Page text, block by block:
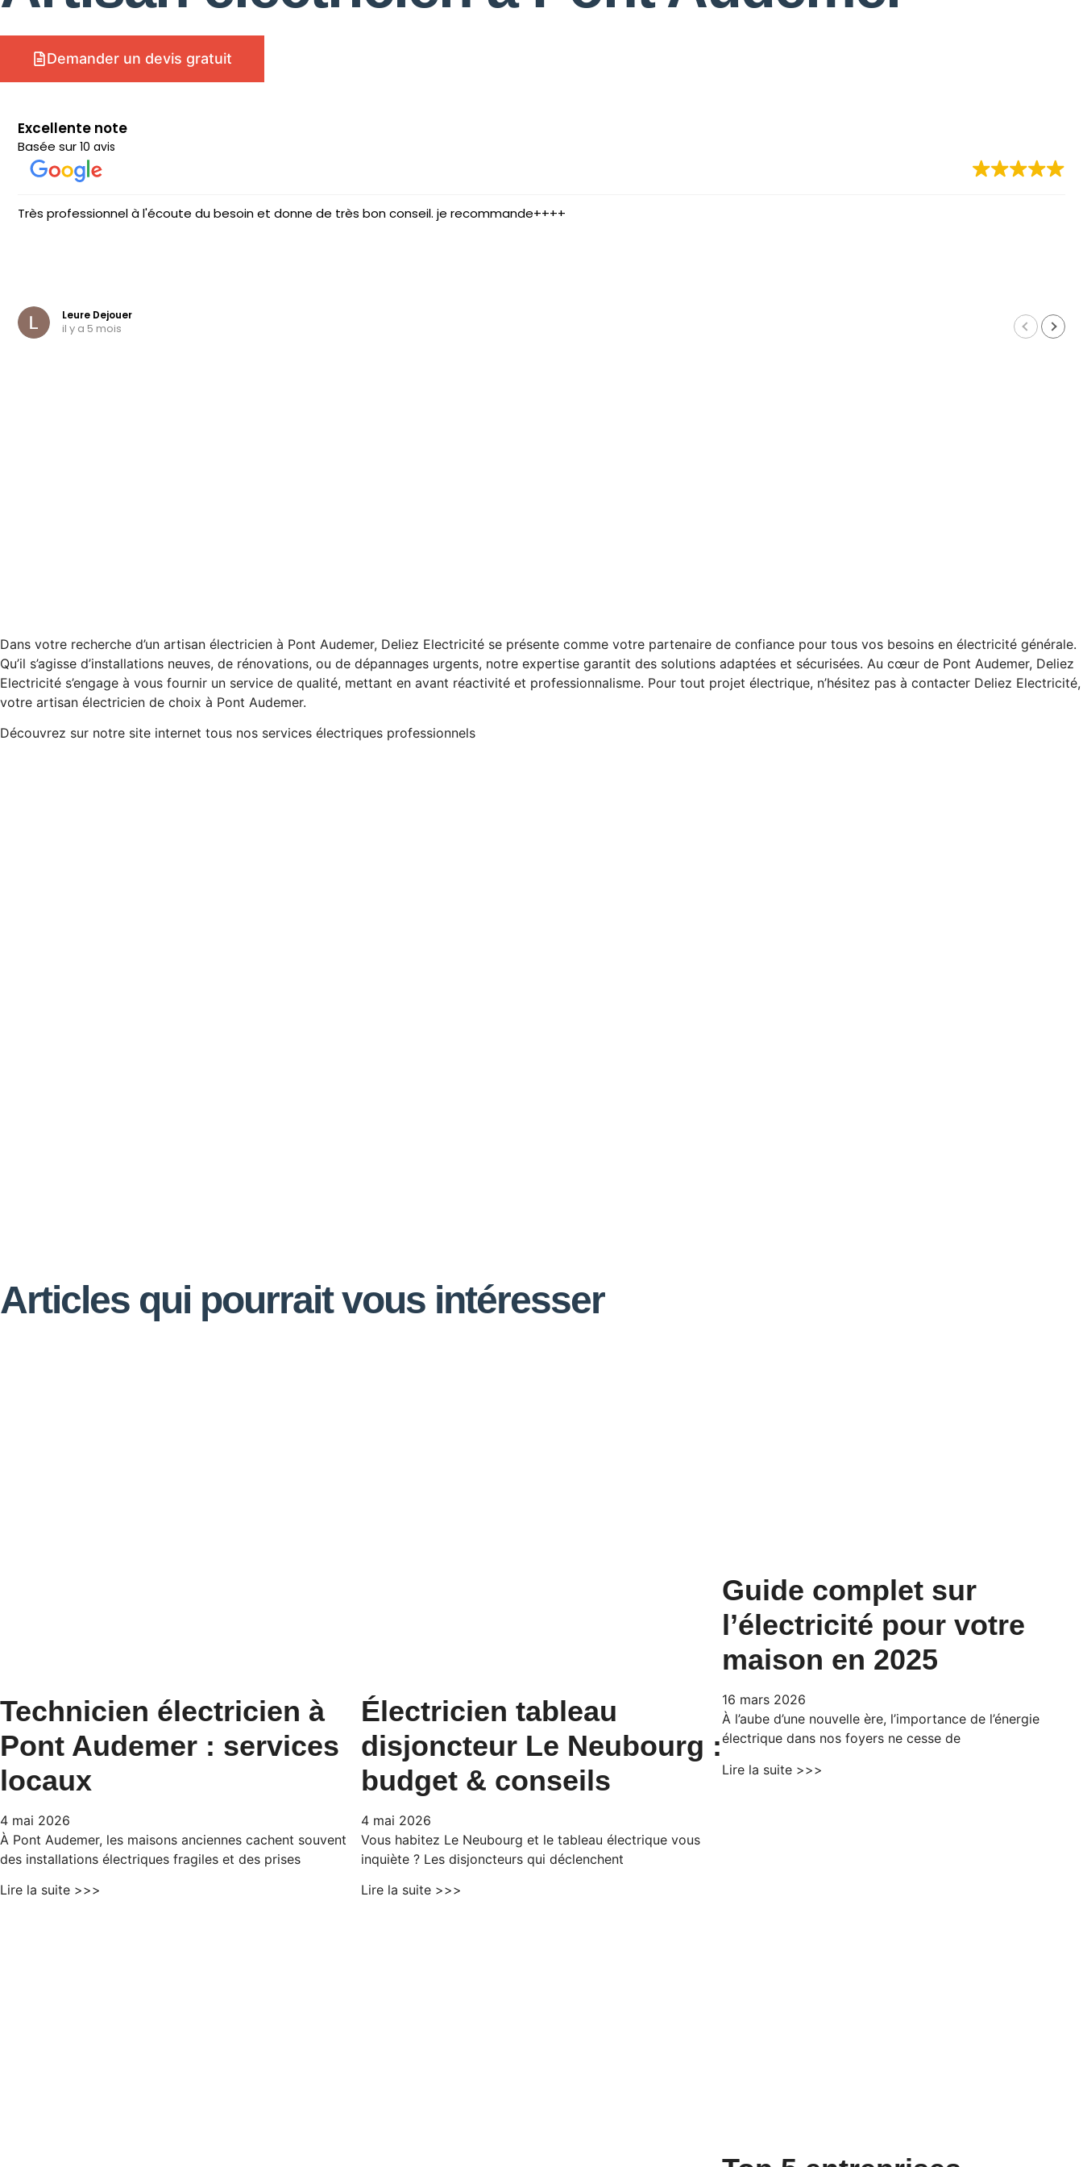
Demander un devis gratuit
Excellente note
Basée sur 10 avis
Très professionnel à l'écoute du besoin et donne de très bon conseil. je recommande++++
Leure Dejouer
il y a 5 mois
Dans votre recherche d’un artisan électricien à Pont Audemer, Deliez Electricité se présente comme votre partenaire de confiance pour tous vos besoins en électricité générale.
Qu’il s’agisse d’installations neuves, de rénovations, ou de dépannages urgents, notre expertise garantit des solutions adaptées et sécurisées. Au cœur de Pont Audemer, Deliez
Electricité s’engage à vous fournir un service de qualité, mettant en avant réactivité et professionnalisme. Pour tout projet électrique, n’hésitez pas à contacter Deliez Electricité,
votre artisan électricien de choix à Pont Audemer.
Découvrez sur notre site internet tous nos services électriques professionnels
Articles qui pourrait vous intéresser
Technicien électricien à
Pont Audemer : services
locaux
4 mai 2026
À Pont Audemer, les maisons anciennes cachent souvent
des installations électriques fragiles et des prises
Lire la suite >>>
Électricien tableau
disjoncteur Le Neubourg :
budget & conseils
4 mai 2026
Vous habitez Le Neubourg et le tableau électrique vous
inquiète ? Les disjoncteurs qui déclenchent
Lire la suite >>>
Guide complet sur
l’électricité pour votre
maison en 2025
16 mars 2026
À l’aube d’une nouvelle ère, l’importance de l’énergie
électrique dans nos foyers ne cesse de
Lire la suite >>>